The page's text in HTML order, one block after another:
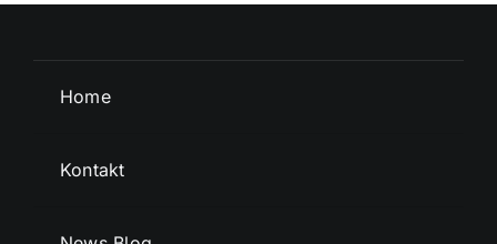
Home
Kontakt